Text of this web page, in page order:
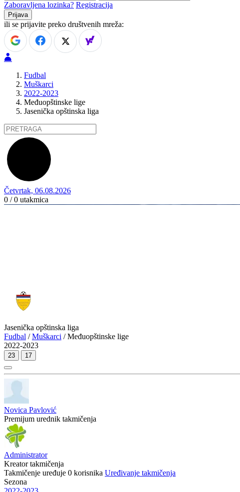
Zaboravljena lozinka? Registracija
ili se prijavite preko društvenih mreža:
Fudbal
Muškarci
2022-2023
Međuopštinske lige
Jasenička opštinska liga
Četvrtak, 06.08.2026
0 / 0 utakmica
Jasenička opštinska liga
Fudbal /Muškarci / Međuopštinske lige
2022-2023
23 17
Novica Pavlović
Premijum urednik takmičenja
Administrator
Kreator takmičenja
Takmičenje uređuje 0 korisnika Uređivanje takmičenja
Sezona